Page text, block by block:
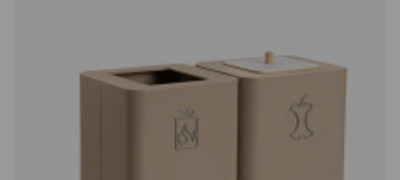
Inspiration, Interaktion, Idé och Innovation, då de anser den
kreativa processen som icke linjär. Deras formskapande
utgörs av alla dessa delar, och precis som en cirkel kan ett
projekt starta när som helst, eftersom de andra delarna sedan
kan läggas till längsmed vägen. ”Möbler har alltid varit en stor
del av vårt DNA sedan vår utbildning, och det är något vi alltid